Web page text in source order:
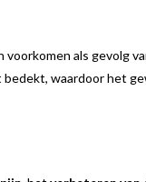
als gevolg
waardoor het